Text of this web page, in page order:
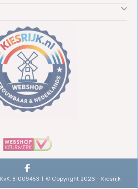
KvK: 81009453 © Copyright 2026 - Kiesrijk